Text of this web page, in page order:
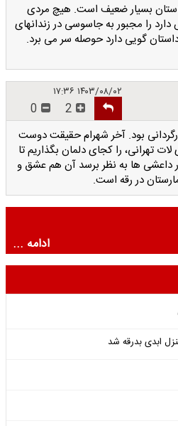
بسیار ضعیف است. هیچ مردی
را مجبور به جاسوسی در زندانهای
گویی دارد حوصله سر می برد.
۱۴۰۳/۰۸/۰۲ ۱۷:۳۶
2
0
بود. آخر شهرام حقیقت دوست
لات تهرانی، را کجای دلمان بگذاریم تا
داعشی ها به نظر برسد آن هم عشق و
در رقه است.
ادامه ...
ابدی بدرقه شد